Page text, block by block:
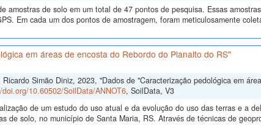
amostras de solo em um total de 47 pontos de pesquisa. Essas
Em cada um dos pontos de amostragem, foram meticulosamente
em áreas de encosta do Rebordo do Planalto do RS"
Simão Diniz, 2023, "Dados de "Caracterização pedológica em
10.60502/SoilData/ANNOT6, SoilData, V3
de um estudo do uso atual e da evolução do uso das terras e a
de solo, no município de Santa Maria, RS. Através de técnicas de